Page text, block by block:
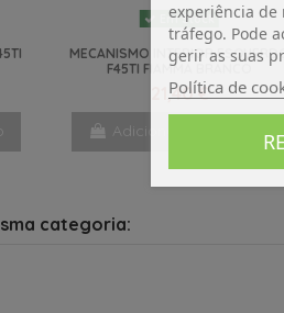
Em Stock
MECANISMO INTERIOR
F45TI FIAMMA BRANCO
21,40 €
Adicionar ao carrinho
categoria:
experiência de
tráfego. Pode
gerir as suas
Política de